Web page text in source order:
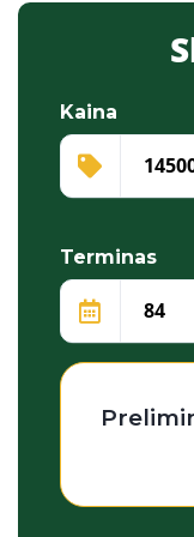
Kaina
Terminas